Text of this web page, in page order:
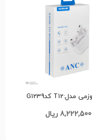
ایرپاد وزمی مدل:T12 کدG1239
8,222,500 ریال